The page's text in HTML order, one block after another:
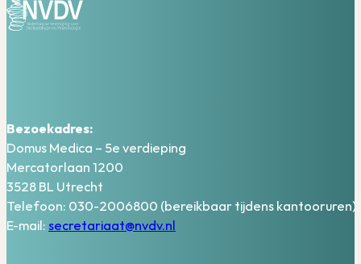
Bezoekadres:
Domus Medica – 5e verdieping
Mercatorlaan 1200
3528 BL Utrecht
Telefoon: 030-2006800 (bereikbaar tijdens kantooruren)
E-mail: secretariaat@nvdv.nl